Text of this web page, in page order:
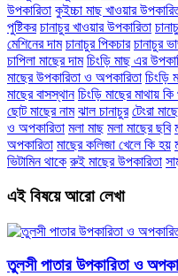
উপকারিতা কুইচ্চা মাছ খাওয়ার
পুষ্টিকর চানাচুর খাওয়ার উপকারিতা
মেশিনের দাম চানাচুর পিকচার চানাচুর
চাপিলা মাছের দাম চিংড়ি মাছ এর
মাছের উপকারিতা ও অপকারিতা চিংড়ি
মাছের বাসস্থান চিংড়ি মাছের মাথায়
ছোট মাছের নাম ঝাল চানাচুর টেংরা
ও অপকারিতা মলা মাছ মলা মাছের ছবি
অপকারিতা মাছের কলিজা খেলে কি হয়
ভিটামিন থাকে রুই মাছের উপকারিতা
এই বিষয়ে আরো লেখা
তুলসী পাতার উপকারিতা ও